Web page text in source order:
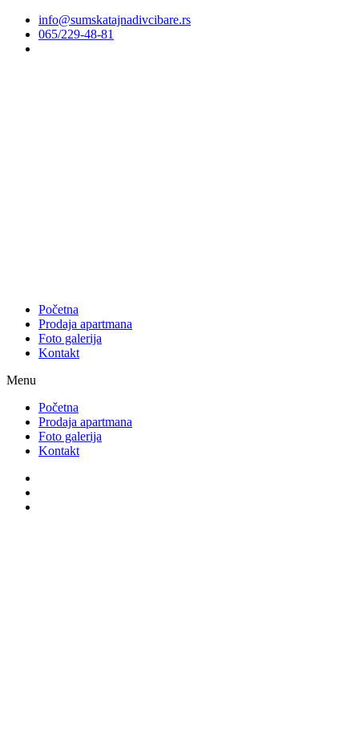
info@sumskatajnadivcibare.rs
065/229-48-81
Početna
Prodaja apartmana
Foto galerija
Kontakt
Menu
Početna
Prodaja apartmana
Foto galerija
Kontakt